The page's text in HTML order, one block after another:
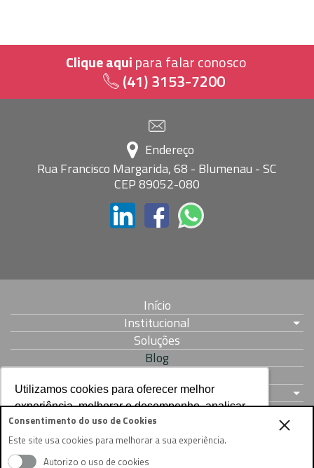
Utilizamos cookies para oferecer melhor
experiência, melhorar o desempenho, analisar
como você interage em nosso site e
personalizar conteúdo. Ao utilizar este site, você
concorda com o uso de cookies.
Utilizamos cookies para oferecer melhor
experiência, melhorar o desempenho, analisar
como você interage em nosso site e
personalizar conteúdo. Ao utilizar este site, você
concorda com o uso de cookies.
Clique aquipara falar conosco
(41) 3153-7200
Endereço
Rua Francisco Margarida, 68 - Blumenau - SC
CEP 89052-080
Início
Institucional
Soluções
Blog
Contato
Documentos
Solicite uma Demonstração
Consentimento do uso de Cookies
Este site usa cookies para melhorar a sua experiência.
Autorizo o uso de cookies